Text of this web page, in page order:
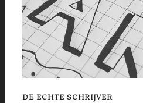
DE ECHTE SCHRIJVER